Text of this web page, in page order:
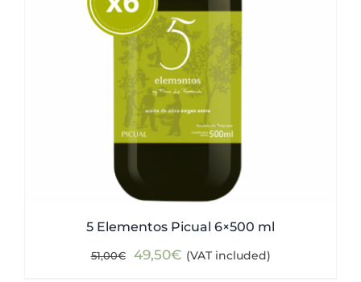
5 Elementos Picual 6×500 ml
51,00€
Original
49,50€Current
(VAT included)